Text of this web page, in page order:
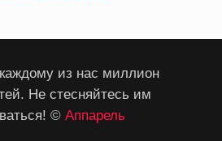
из нас миллион
Не стесняйтесь им
© Аппарель